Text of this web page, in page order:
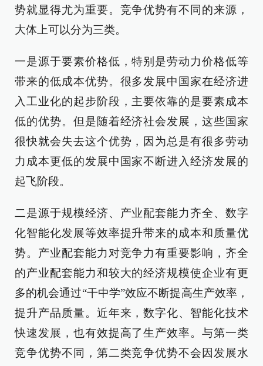
势就显得尤为重要。竞争优势有不同的来源，
大体上可以分为三类。
一是源于要素价格低，特别是劳动力价格低等
带来的低成本优势。很多发展中国家在经济进
入工业化的起步阶段，主要依靠的是要素成本
低的优势。但是随着经济社会发展，这些国家
很快就会失去这个优势，因为总是有很多劳动
力成本更低的发展中国家不断进入经济发展的
起飞阶段。
二是源于规模经济、产业配套能力齐全、数字
化智能化发展等效率提升带来的成本和质量优
势。产业配套能力对竞争力有重要影响，齐全
的产业配套能力和较大的经济规模使企业有更
多的机会通过“干中学”效应不断提高生产效率，
提升产品质量。近年来，数字化、智能化技术
快速发展，也有效提高了生产效率。与第一类
竞争优势不同，第二类竞争优势不会因发展水